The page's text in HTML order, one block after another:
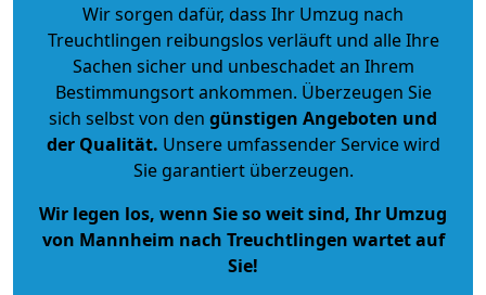
Wir sorgen dafür, dass Ihr Umzug nach
Treuchtlingen reibungslos verläuft und alle Ihre
Sachen sicher und unbeschadet an Ihrem
Bestimmungsort ankommen. Überzeugen Sie
sich selbst von den günstigen Angeboten und
der Qualität. Unsere umfassender Service wird
Sie garantiert überzeugen.
Wir legen los, wenn Sie so weit sind, Ihr Umzug
von Mannheim nach Treuchtlingen wartet auf
Sie!